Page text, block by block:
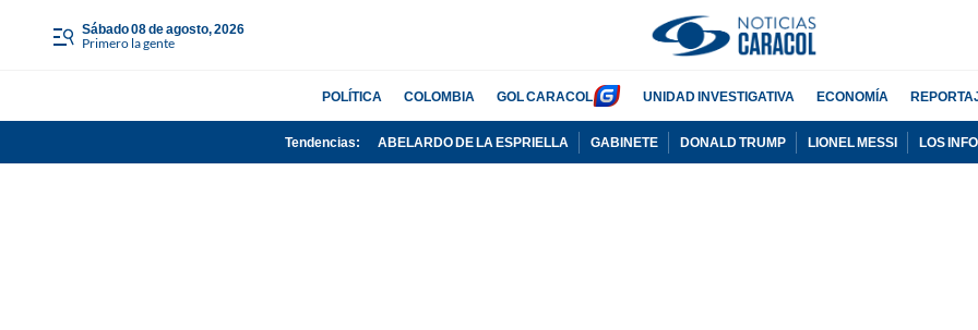
sábado 08 de agosto, 2026
Primero la gente
POLÍTICA COLOMBIA GOL CARACOL UNIDAD INVESTIGATIVA ECONOMÍA
Tendencias: ABELARDO DE LA ESPRIELLA GABINETE DONALD TRUMP LIONEL MESSI LOS